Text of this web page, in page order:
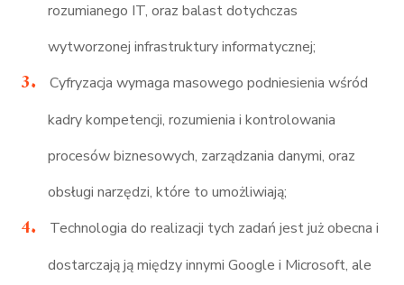
rozumianego IT, oraz balast dotychczas
wytworzonej infrastruktury informatycznej;
Cyfryzacja wymaga masowego podniesienia wśród
kadry kompetencji, rozumienia i kontrolowania
procesów biznesowych, zarządzania danymi, oraz
obsługi narzędzi, które to umożliwiają;
Technologia do realizacji tych zadań jest już obecna i
dostarczają ją między innymi Google i Microsoft, ale